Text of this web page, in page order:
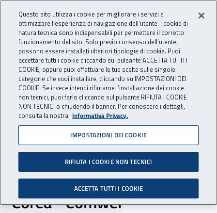
INAIL - Istituto Nazionale
Apri cerca
Navigazione principale
Navigazione - Ti trovi in:
Home Inail comunica Eventi
dal 16 al 17 marzo 2017
Visita di studio dell'Istituto
di assicurazione infortuni e
welfare della Repubblica di
Corea - Comwel
Questo sito utilizza i cookie per migliorare i servizi e
ottimizzare l’esperienza di navigazione dell’utente. I cookie di
natura tecnica sono indispensabili per permettere il corretto
funzionamento del sito. Solo previo consenso dell’utente,
possono essere installati ulteriori tipologie di cookie. Puoi
accettare tutti i cookie cliccando sul pulsante ACCETTA TUTTI I
COOKIE, oppure puoi effettuare le tue scelte sulle singole
categorie che vuoi installare, cliccando su IMPOSTAZIONI DEI
COOKIE. Se invece intendi rifiutarne l’installazione dei cookie
non tecnici, puoi farlo cliccando sul pulsante RIFIUTA I COOKIE
NON TECNICI o chiudendo il banner. Per conoscere i dettagli,
consulta la nostra Informativa Privacy.
IMPOSTAZIONI DEI COOKIE
RIFIUTA I COOKIE NON TECNICI
ACCETTA TUTTI I COOKIE